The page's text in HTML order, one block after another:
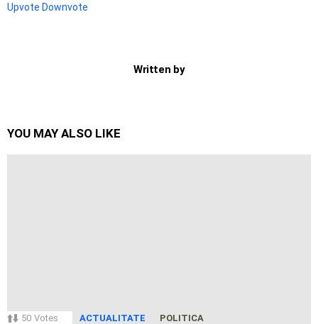
Upvote Downvote
Written by
YOU MAY ALSO LIKE
50 Votes ACTUALITATE POLITICA